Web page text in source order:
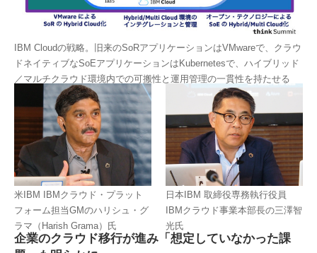
IBM Cloudの戦略。旧来のSoRアプリケーションはVMwareで、クラウ
ドネイティブなSoEアプリケーションはKubernetesで、ハイブリッド
／マルチクラウド環境内での可搬性と運用管理の一貫性を持たせる
米IBM IBMクラウド・プラット
フォーム担当GMのハリシュ・グ
ラマ（Harish Grama）氏
日本IBM 取締役専務執行役員
IBMクラウド事業本部長の三澤智
光氏
企業のクラウド移行が進み「想定していなかった課